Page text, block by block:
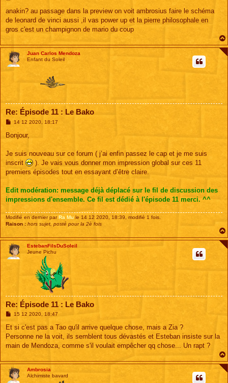
s
a
g
anakin? au passage dans la preview on voit ambrosius faire le schéma
de leonard de vinci aussi ,il vas power up et la pierre philosophale en
gros c'est un champignon de mario du coup
Juan Carlos Mendoza
Enfant du Soleil
Re: Épisode 11 : Le Bako
M
s
g
14 12 2020, 18:17
Bonjour,
Je suis nouveau sur ce forum ( j’ai enfin passez le cap et je me suis
inscrit
). Je vais vous donner mon impression global sur ces 11
premiers épisodes tout en essayant d’être claire.
Edit modération: message déjà déplacé sur le fil de discussion des
impressions d'ensemble. Ce fil est dédié à l'épisode 11 merci. ^^
Modifié en dernier parRa Mu le 14 12 2020, 18:39, modifié 1 fois.
Raison : hors sujet, posté pour la 2è fois
EstebanFilsDuSoleil
Jeune Pichu
Re: Épisode 11 : Le Bako
M
s
a
g
15 12 2020, 18:47
Et si c'est pas a Tao qu'il arrive quelque chose, mais a Zia ?
Personne ne la voit, ils semblent tous dévastés et Esteban insiste sur la
main de Mendoza, comme s'il voulait empêcher qq chose... Un rapt ?
Ambrosia
Alchimiste bavard